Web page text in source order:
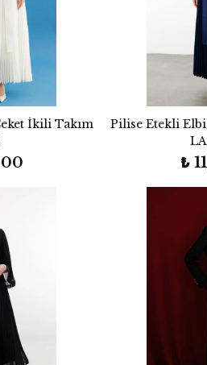
İkili Takım
Pilise Etekli
₺